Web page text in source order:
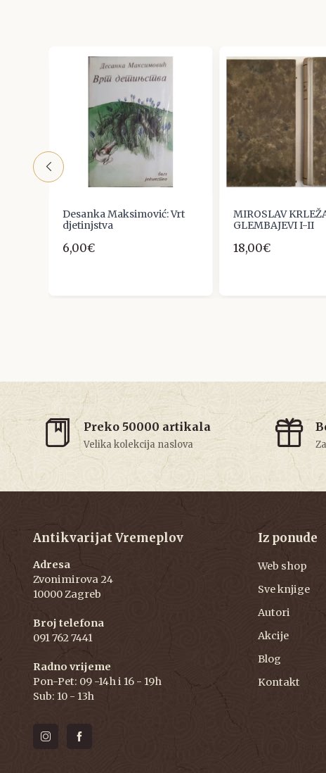
Desanka Maksimović: Vrt
djetinjstva
6,00€
MIROSLAV
GLEMBAJEVI I-II
18,00€
Preko 50000 artikala
Velika kolekcija naslova
Antikvarijat Vremeplov
Adresa
Zvonimirova 24
10000 Zagreb
Broj telefona
091 762 7441
Radno vrijeme
Pon-Pet: 09 -14h i 16 - 19h
Sub: 10 - 13h
Iz ponude
Web shop
Sve knjige
Autori
Akcije
Blog
Kontakt